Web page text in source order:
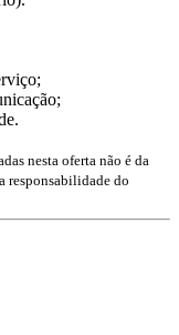
nesta oferta não é da
responsabilidade do